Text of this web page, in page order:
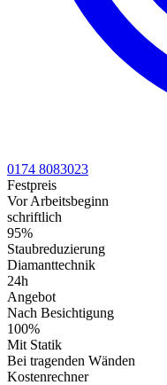
0174 8083023
Festpreis
Vor Arbeitsbeginn
schriftlich
95%
Staubreduzierung
Diamanttechnik
24h
Angebot
Nach Besichtigung
100%
Mit Statik
Bei tragenden Wänden
Kostenrechner